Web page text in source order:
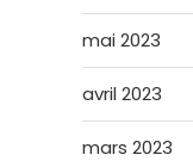
mai 2023
avril 2023
mars 2023